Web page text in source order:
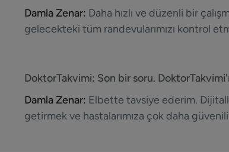
Damla Zenar: Daha hızlı ve düzenli bir
gelecekteki tüm randevularımızı kontrol
DoktorTakvimi: Son bir soru.
Damla Zenar: Elbette tavsiye ederim.
getirmek ve hastalarımıza çok daha